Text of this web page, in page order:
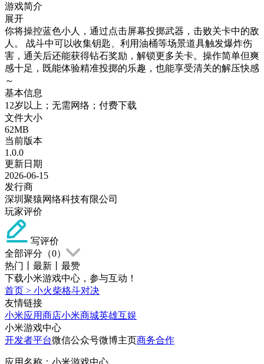
游戏简介
展开
你将操控蓝色小人，通过点击屏幕投掷武器，击败关卡中的敌
人。 战斗中可以收集钥匙、利用油桶等场景道具触发爆炸伤
害，通关后还能获得钻石奖励，解锁更多关卡。操作简单但爽
感十足，既能体验精准投掷的乐趣，也能享受清关的解压快感
～
基本信息
12岁以上；无需网络；付费下载
文件大小
62MB
当前版本
1.0.0
更新日期
2026-06-15
发行商
深圳聚猿网络科技有限公司
玩家评价
写评价
全部评分（0）
热门
最新
最赞
下载小米游戏中心，参与互动！
首页 > 小火柴格斗对决
友情链接
小米应用商店小米商城英雄互娱
小米游戏中心
开发者平台微信公众号微博主页商务合作
应用名称：小米游戏中心